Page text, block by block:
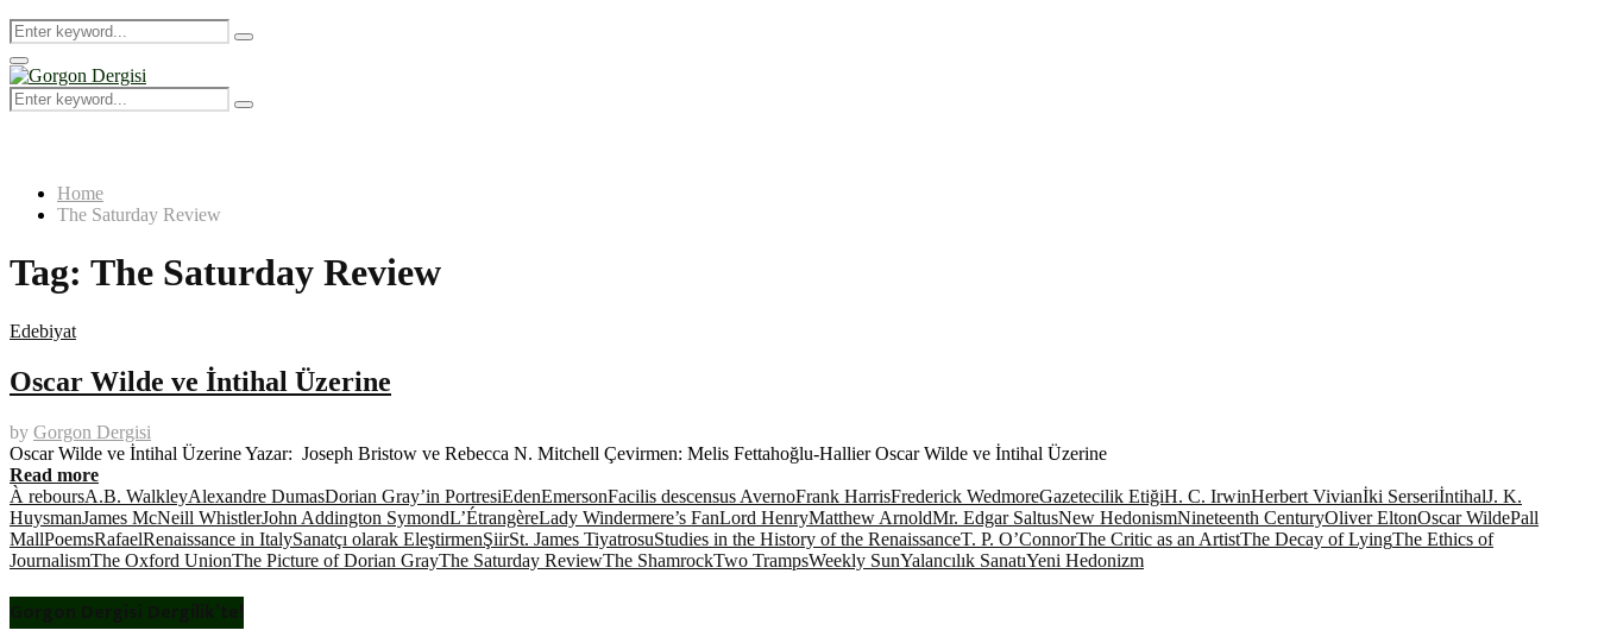
Search
for:
Search
Primary
Menu
Search
for:
Search
Home
The Saturday Review
Tag: The Saturday Review
Edebiyat
Oscar Wilde ve İntihal Üzerine
by Gorgon Dergisi
Oscar Wilde ve İntihal Üzerine Yazar: Joseph Bristow ve Rebecca N. Mitchell Çevirmen: Melis Fettahoğlu-Hallier Oscar Wilde ve İntihal Üzerine
Read more
À reboursA.B. WalkleyAlexandre DumasDorian Gray’in PortresiEdenEmersonFacilis descensus AvernoFrank HarrisFrederick WedmoreGazetecilik EtiğiH. C. IrwinHerbert Vivianİki SerseriİntihalJ. K.
HuysmanJames McNeill WhistlerJohn Addington SymondL’ÉtrangèreLady Windermere’s FanLord HenryMatthew ArnoldMr. Edgar SaltusNew HedonismNineteenth CenturyOliver EltonOscar WildePall
MallPoemsRafaelRenaissance in ItalySanatçı olarak EleştirmenŞiirSt. James TiyatrosuStudies in the History of the RenaissanceT. P. O’ConnorThe Critic as an ArtistThe Decay of LyingThe Ethics of
JournalismThe Oxford UnionThe Picture of Dorian GrayThe Saturday ReviewThe ShamrockTwo TrampsWeekly SunYalancılık SanatıYeni Hedonizm
Gorgon Dergisi Dergilik’te!